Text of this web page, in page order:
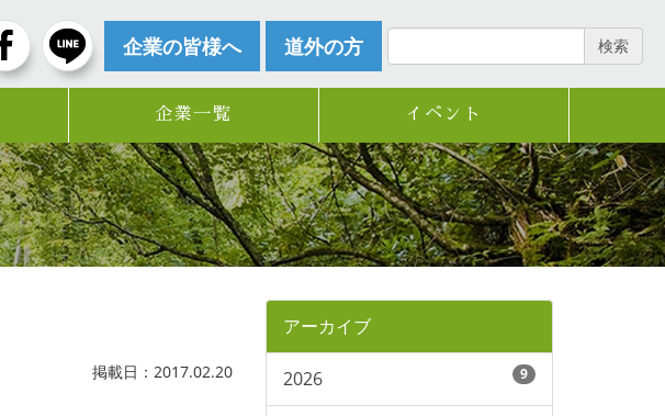
企業の皆様へ 道外の方 検索
企業一覧 イベント
掲載日：2017.02.20
アーカイブ
2026 9